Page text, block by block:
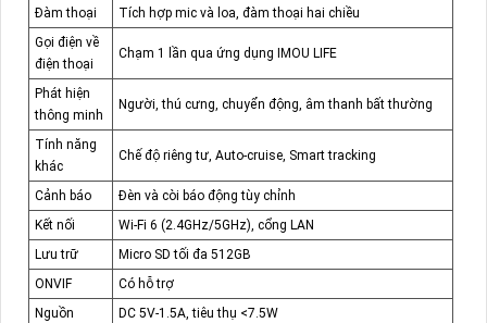
Đàm thoại
Tích hợp mic và loa, đàm thoại hai chiều
Gọi điện về
điện thoại
Chạm 1 lần qua ứng dụng IMOU LIFE
Phát hiện
thông minh
Người, thú cưng, chuyển động, âm thanh bất thường
Tính năng
khác
Chế độ riêng tư, Auto-cruise, Smart tracking
Cảnh báo
Đèn và còi báo động tùy chỉnh
Kết nối
Wi-Fi 6 (2.4GHz/5GHz), cổng LAN
Lưu trữ
Micro SD tối đa 512GB
ONVIF
Có hỗ trợ
Nguồn
DC 5V-1.5A, tiêu thụ <7.5W